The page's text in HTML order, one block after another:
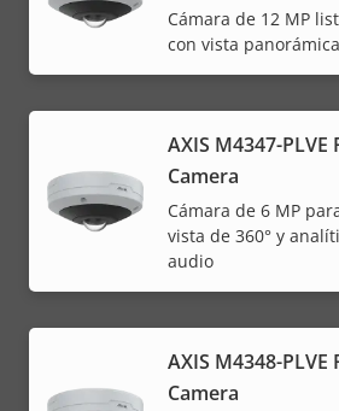
Cámara de 12 MP
con vista
AXIS M4347-
Camera
Cámara de 6 MP
vista de 360° y
audio
AXIS M4348-
Camera